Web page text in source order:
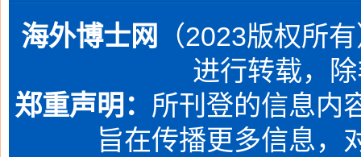
海外博士网
（2023版权所
进行转载，
郑重声明： 所刊登的信息内
旨在传播更多信息，